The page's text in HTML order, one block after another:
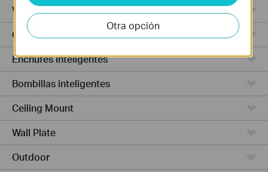
Wireless USB Adapters
Cámaras Cloud
Enchufes inteligentes
Bombillas inteligentes
Ceiling Mount
Wall Plate
Outdoor
Otra opción